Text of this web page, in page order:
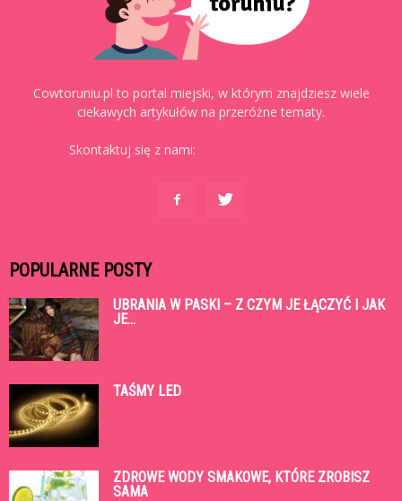
Cowtoruniu.pl to portal miejski, w którym znajdziesz wiele
ciekawych artykułów na przeróżne tematy.
Skontaktuj się z nami:
POPULARNE POSTY
UBRANIA W PASKI – Z CZYM JE ŁĄCZYĆ I JAK
JE...
TAŚMY LED
ZDROWE WODY SMAKOWE, KTÓRE ZROBISZ
SAMA